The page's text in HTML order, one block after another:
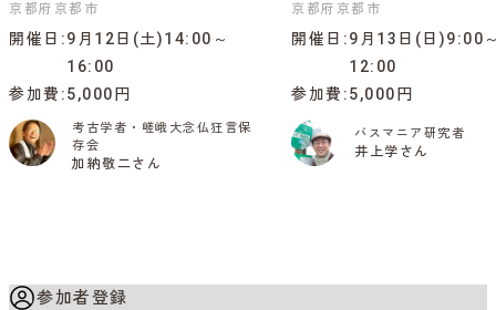
京都府京都市
開催日
9月12日(土)14:00～
16:00
参加費 5,000円
考古学者・嵯峨大念仏狂言保
存会
加納敬二さん
京都府京都市
開催日
9月13日(日)9:00
12:00
参加費 5,000円
バスマニア研究者
井上学さん
参加者登録